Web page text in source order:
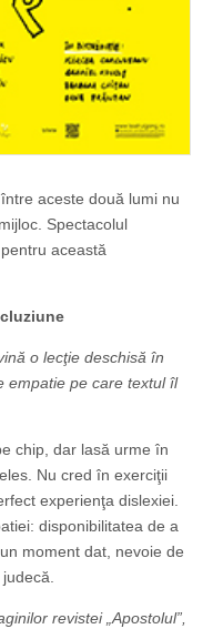
aceste două lumi nu
Spectacolul
această
o lecţie deschisă în
empatie pe care textul îl
chip, dar lasă urme în
Nu cred în exerciţii
experienţa dislexiei.
disponibilitatea de a
moment dat, nevoie de
revistei „Apostolul”,